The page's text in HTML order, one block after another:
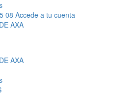
08 Accede a tu cuenta
AXA
AXA